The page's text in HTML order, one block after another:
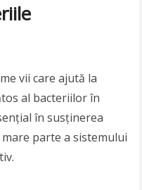
vii care ajută la
al bacteriilor în
în susținerea
parte a sistemului